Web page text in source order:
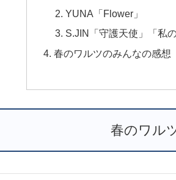
YUNA「Flower」
S.JIN「守護天使」「私
春のワルツのみんなの感想
春のワル